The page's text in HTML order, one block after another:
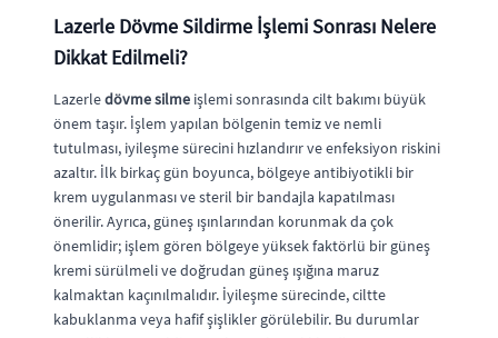
Lazerle Dövme Sildirme İşlemi Sonrası Nelere
Dikkat Edilmeli?
Lazerledövme silme işlemi sonrasında cilt bakımı büyük
önem taşır. İşlem yapılan bölgenin temiz ve nemli
tutulması, iyileşme sürecini hızlandırır ve enfeksiyon riskini
azaltır. İlk birkaç gün boyunca, bölgeye antibiyotikli bir
krem uygulanması ve steril bir bandajla kapatılması
önerilir. Ayrıca, güneş ışınlarından korunmak da çok
önemlidir; işlem gören bölgeye yüksek faktörlü bir güneş
kremi sürülmeli ve doğrudan güneş ışığına maruz
kalmaktan kaçınılmalıdır. İyileşme sürecinde, ciltte
kabuklanma veya hafif şişlikler görülebilir. Bu durumlar